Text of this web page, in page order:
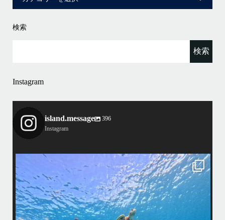
検索
Instagram
island.message
396
Instagram
island.message
はいさい！
アイランドメッセージです
•
最近投稿できてませんでしたが今シーズンも渡嘉敷島上陸ツアーとケラ
マ体験ダイビング&シュノーケル班に分かれて毎日海へ行っております
•